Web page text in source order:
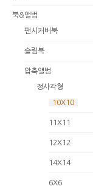
북&앨범
팬시커버북
슬림북
압축앨범
정사각형
10X10
11X11
12X12
14X14
6X6